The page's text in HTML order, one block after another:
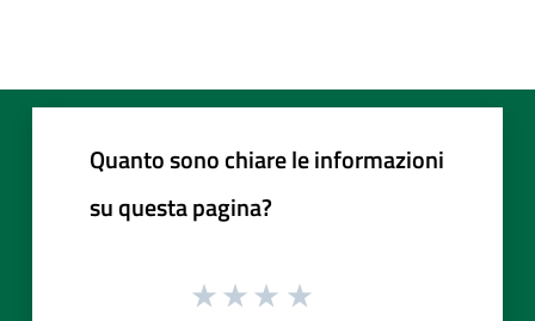
Quanto sono chiare le informazioni
su questa pagina?